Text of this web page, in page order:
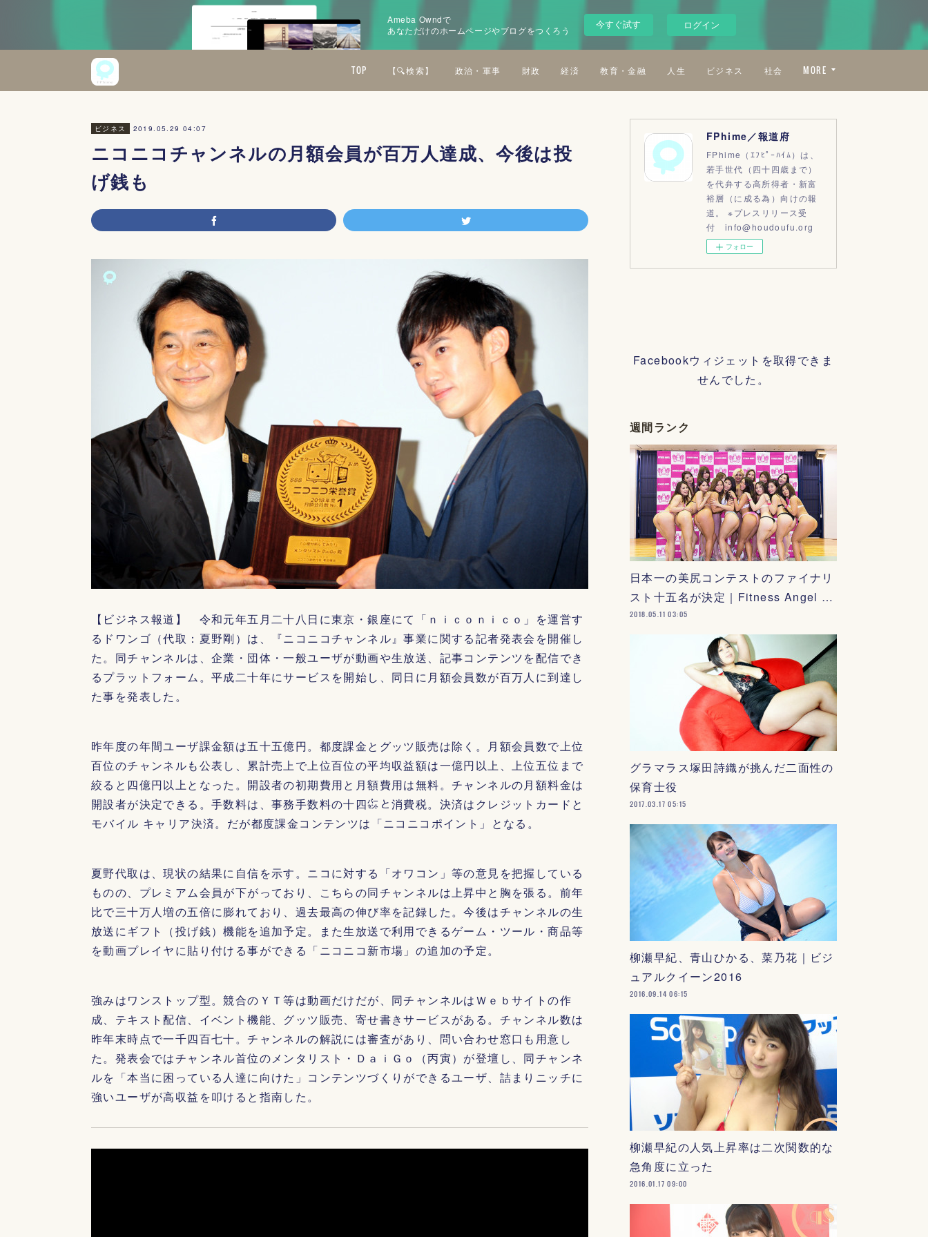
Ameba Owndで
あなただけのホームページやブログをつくろう
今すぐ試す ログイン
TOP 【🔍検索】 政治・軍事 財政 経済 教育・金融 人生 ビジネス 社会 MORE
ビジネス 2019.05.29 04:07
ニコニコチャンネルの月額会員が百万人達成、今後は投
げ銭も
【ビジネス報道】 令和元年五月二十八日に東京・銀座にて「ｎｉｃｏｎｉｃｏ」を運営す
るドワンゴ（代取：夏野剛）は、『ニコニコチャンネル』事業に関する記者発表会を開催し
た。同チャンネルは、企業・団体・一般ユーザが動画や生放送、記事コンテンツを配信でき
るプラットフォーム。平成二十年にサービスを開始し、同日に月額会員数が百万人に到達し
た事を発表した。
昨年度の年間ユーザ課金額は五十五億円。都度課金とグッツ販売は除く。月額会員数で上位
百位のチャンネルも公表し、累計売上で上位百位の平均収益額は一億円以上、上位五位まで
絞ると四億円以上となった。開設者の初期費用と月額費用は無料。チャンネルの月額料金は
開設者が決定できる。手数料は、事務手数料の十四㌫と消費税。決済はクレジットカードと
モバイル キャリア決済。だが都度課金コンテンツは「ニコニコポイント」となる。
夏野代取は、現状の結果に自信を示す。ニコに対する「オワコン」等の意見を把握している
ものの、プレミアム会員が下がっており、こちらの同チャンネルは上昇中と胸を張る。前年
比で三十万人増の五倍に膨れており、過去最高の伸び率を記録した。今後はチャンネルの生
放送にギフト（投げ銭）機能を追加予定。また生放送で利用できるゲーム・ツール・商品等
を動画プレイヤに貼り付ける事ができる「ニコニコ新市場」の追加の予定。
強みはワンストップ型。競合のＹＴ等は動画だけだが、同チャンネルはＷｅｂサイトの作
成、テキスト配信、イベント機能、グッツ販売、寄せ書きサービスがある。チャンネル数は
昨年末時点で一千四百七十。チャンネルの解説には審査があり、問い合わせ窓口も用意し
た。発表会ではチャンネル首位のメンタリスト・ＤａｉＧｏ（丙寅）が登壇し、同チャンネ
ルを「本当に困っている人達に向けた」コンテンツづくりができるユーザ、詰まりニッチに
強いユーザが高収益を叩けると指南した。
FPhime／報道府
FPhime（ｴﾌﾋﾟｰﾊｲﾑ）は、
若手世代（四十四歳まで）
を代弁する高所得者・新富
裕層（に成る為）向けの報
道。 ※プレスリリース受
付 info@houdoufu.org
フォロー
Facebookウィジェットを取得できま
せんでした。
週間ランク
日本一の美尻コンテストのファイナリ
スト十五名が決定｜Fitness Angel …
2018.05.11 03:05
グラマラス塚田詩織が挑んだ二面性の
保育士役
2017.03.17 05:15
柳瀬早紀、青山ひかる、菜乃花｜ビジ
ュアルクイーン2016
2016.09.14 06:15
柳瀬早紀の人気上昇率は二次関数的な
急角度に立った
2016.01.17 09:00